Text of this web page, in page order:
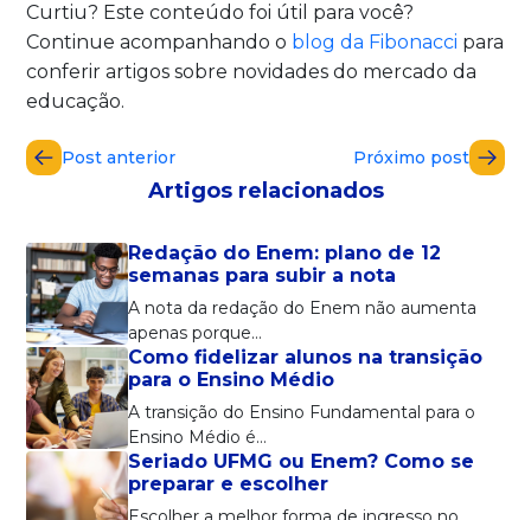
Curtiu? Este conteúdo foi útil para você?
Continue acompanhando o blog da Fibonacci para
conferir artigos sobre novidades do mercado da
educação.
Post anterior Próximo post
Artigos relacionados
Redação do Enem: plano de 12
semanas para subir a nota
A nota da redação do Enem não aumenta
apenas porque…
Como fidelizar alunos na transição
para o Ensino Médio
A transição do Ensino Fundamental para o
Ensino Médio é…
Seriado UFMG ou Enem? Como se
preparar e escolher